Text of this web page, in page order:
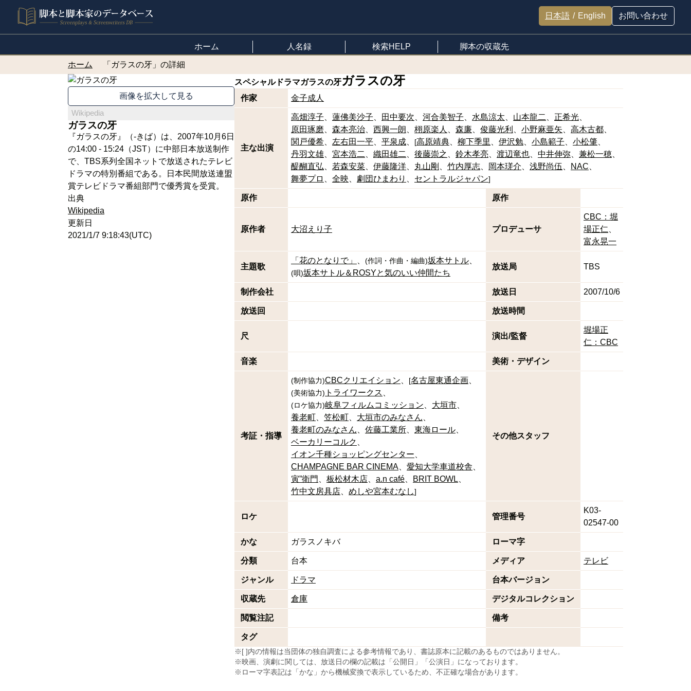
日本語 / English お問い合わせ
ホーム 人名録 検索HELP 脚本の収蔵先
ホーム 「ガラスの牙」の詳細
画像を拡大して見る
Wikipedia
ガラスの牙
『ガラスの牙』（-きば）は、2007年10月6日
の14:00 - 15:24（JST）に中部日本放送制作
で、TBS系列全国ネットで放送されたテレビ
ドラマの特別番組である。日本民間放送連盟
賞テレビドラマ番組部門で優秀賞を受賞。
出典
Wikipedia
更新日
2021/1/7 9:18:43(UTC)
スペシャルドラマガラスの牙ガラスの牙
作家 金子成人
主な出演
高畑淳子 蓮佛美沙子 田中要次 河合美智子 水島涼太 山本龍二
正希光
原田琢磨
森本亮治 西興一朗 栩原楽人 森廉 俊藤光利 小野麻亜矢
高木古都
関戸優希
左右田一平 平泉成 [高原靖典 柳下季里 伊沢勉 小島範子
小松肇
丹羽文雄
宮本浩二 織田雄二 後藤崇之 鈴木孝亮 渡辺竜也 中井伸弥
兼松一穂
醍醐直弘
若森安菜 伊藤隆洋 丸山剛 竹内厚志 岡本瑳介 浅野尚伍
NAC
舞夢プロ
全映 劇団ひまわり セントラルジャパン]
原作 原作
原作者 大沼えり子 プロデューサ
CBC：堀
場正仁
富永晃一
主題歌
「花のとなりで」 (作詞・作曲・編曲)坂本サトル
(唄)坂本サトル＆ROSYと気のいい仲間たち
放送局 TBS
制作会社 放送日 2007/10/6
放送回 放送時間
尺 演出/監督
堀場正
仁：CBC
音楽 美術・デザイン
考証・指導
(制作協力)CBCクリエイション [名古屋東通企画
(美術協力) トライワークス
(ロケ協力)岐阜フィルムコミッション
大垣市
養老町
笠松町
大垣市のみなさん
養老町のみなさん
佐藤工業所
東海ロール
ベーカリーコルク
イオン千種ショッピングセンター
CHAMPAGNE BAR CINEMA
愛知大学車道校舎
寅”衛門
板松材木店 a.n café
BRIT BOWL
竹中文房具店
めしや宮本むなし]
その他スタッフ
ロケ 管理番号
K03-
02547-00
かな ガラスノキバ ローマ字
分類 台本 メディア テレビ
ジャンル ドラマ 台本バージョン
収蔵先 倉庫 デジタルコレクション
閲覧注記 備考
タグ
※[ ]内の情報は当団体の独自調査による参考情報であり、書誌原本に記載のあるものではありません。
※映画、演劇に関しては、放送日の欄の記載は「公開日」「公演日」になっております。
※ローマ字表記は「かな」から機械変換で表示しているため、不正確な場合があります。